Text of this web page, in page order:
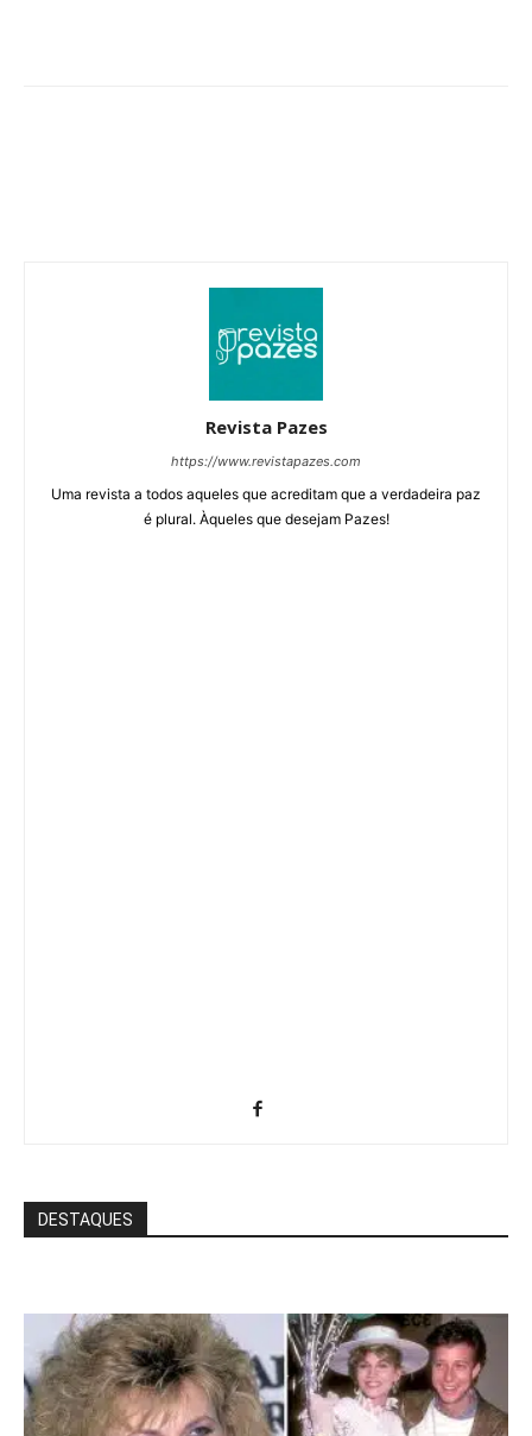
Revista Pazes
https://www.revistapazes.com
Uma revista a todos aqueles que acreditam que a verdadeira paz
é plural. Àqueles que desejam Pazes!
DESTAQUES